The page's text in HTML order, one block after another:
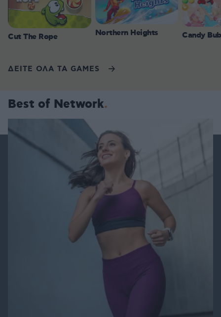
Cut The Rope Northern Heights Candy
ΔΕΙΤΕ ΟΛΑ ΤΑ GAMES
Best of Network